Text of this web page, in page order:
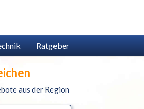
Ratgeber
aus der Region